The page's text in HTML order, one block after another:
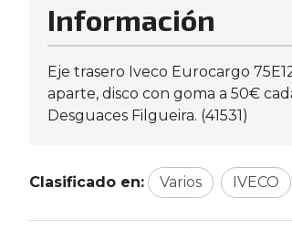
Información
Eje trasero Iveco Eurocargo
aparte, disco con goma a 50€
Desguaces Filgueira. (41531)
Clasificado en: Varios IVECO